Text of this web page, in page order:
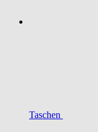
Taschen